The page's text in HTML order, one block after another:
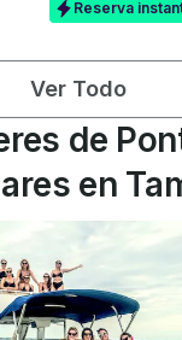
Reserva
Ver Todo
de
en